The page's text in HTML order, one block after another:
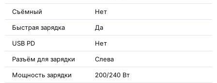
Съёмный Нет
Быстрая зарядка Да
USB PD Нет
Разъём для зарядки Слева
Мощность зарядки 200/240 Вт